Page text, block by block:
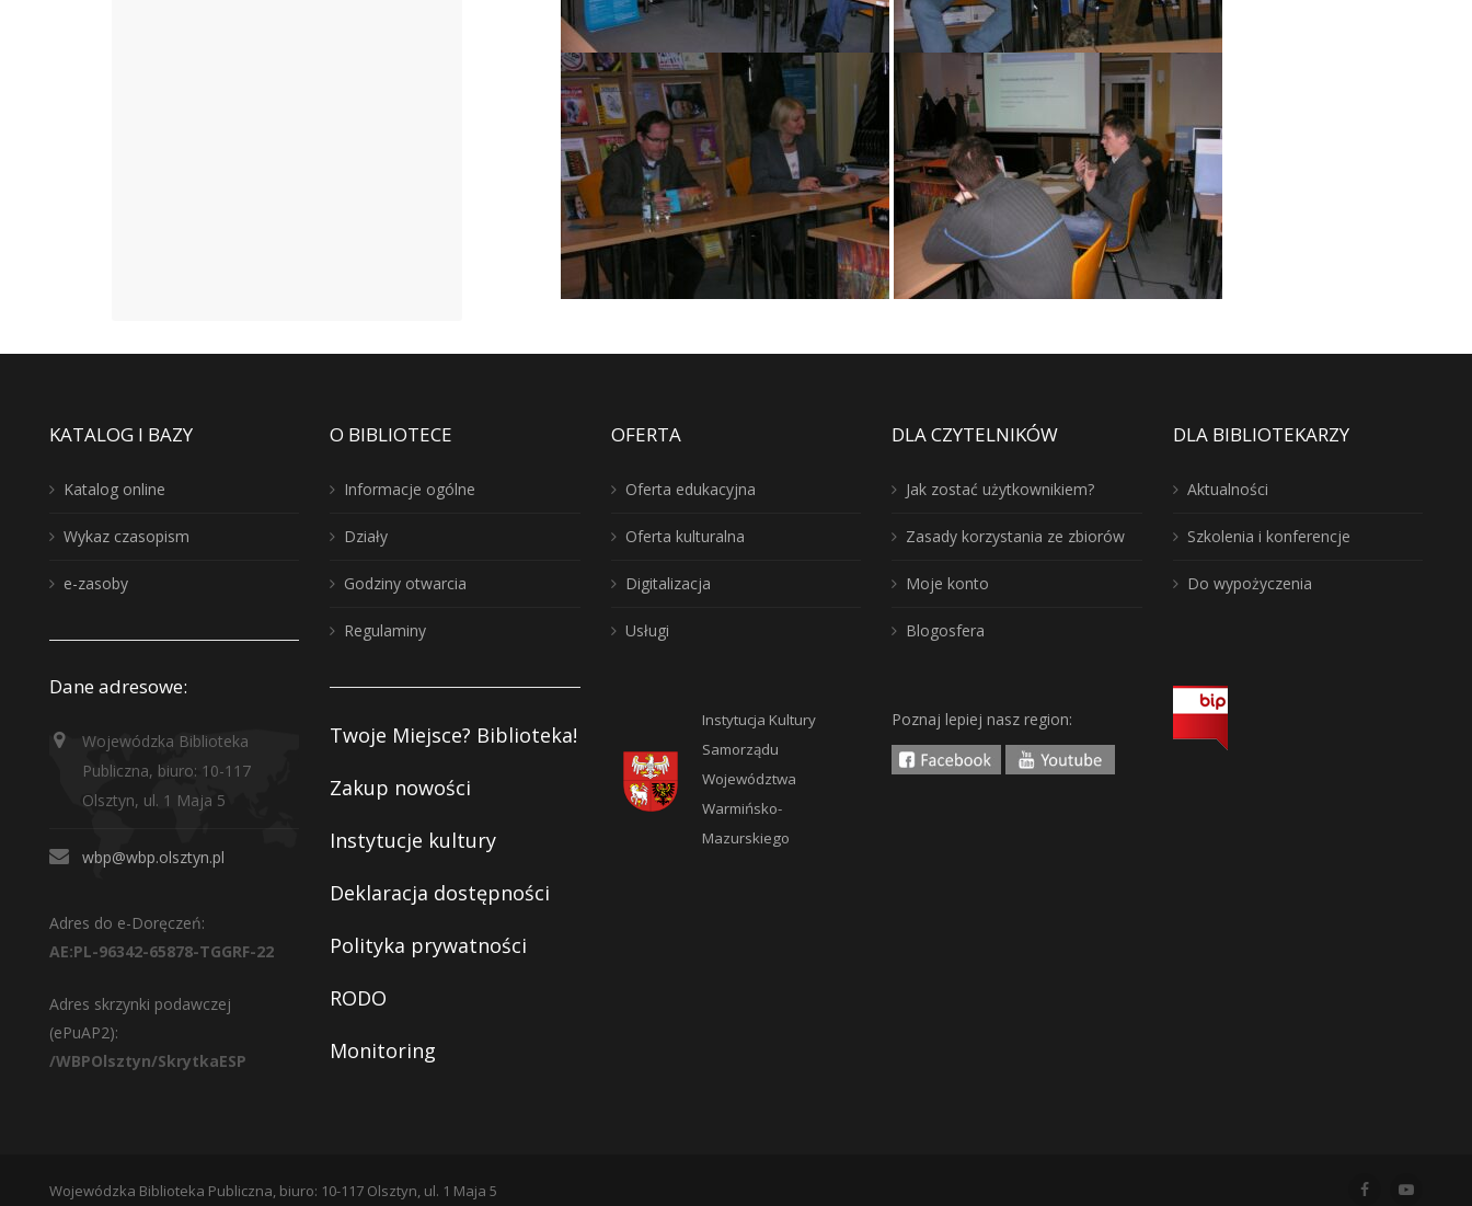
KATALOG I BAZY
Katalog online
Wykaz czasopism
e-zasoby
Dane adresowe:
Wojewódzka Biblioteka
Publiczna, biuro: 10-117
Olsztyn, ul. 1 Maja 5
wbp@wbp.olsztyn.pl
Adres do e-Doręczeń:
AE:PL-96342-65878-TGGRF-22
Adres skrzynki podawczej
(ePuAP2):
/WBPOlsztyn/SkrytkaESP
O BIBLIOTECE
Informacje ogólne
Działy
Godziny otwarcia
Regulaminy
Twoje Miejsce? Biblioteka!
Zakup nowości
Instytucje kultury
Deklaracja dostępności
Polityka prywatności
RODO
Monitoring
OFERTA
Oferta edukacyjna
Oferta kulturalna
Digitalizacja
Usługi
Instytucja Kultury
Samorządu
Województwa
Warmińsko-
Mazurskiego
DLA CZYTELNIKÓW
Jak zostać użytkownikiem?
Zasady korzystania ze zbiorów
Moje konto
Blogosfera
Poznaj lepiej nasz region:
DLA BIBLIOTEKARZY
Aktualności
Szkolenia i konferencje
Do wypożyczenia
Wojewódzka Biblioteka Publiczna, biuro: 10-117 Olsztyn, ul. 1 Maja 5